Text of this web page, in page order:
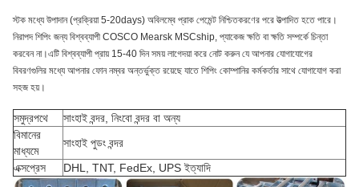
স্টক মধ্যে উপাদান (প্রক্রিয়া 5-20days) অবিলম্বে প্রাক পেমেন্ট নিশ্চিতকরণের পরে উত্পাদিত হতে পারে।
নিরাপদ শিপিং জন্য বিশ্বব্যাপী COSCO Mearsk MSCship, প্যাকেজ ক্ষতি বা ক্ষতি সম্পর্কে চিন্তা
করবেন না।এটি বিশ্বব্যাপী প্রায় 15-40 দিন সময় লাগেদয়া করে নোট করুন যে আপনার যোগাযোগের
বিবরণগুলির মধ্যে আপনার ফোন নম্বর অন্তর্ভুক্ত রয়েছে যাতে শিপিং কোম্পানির কর্মকর্তার সাথে যোগাযোগ করা
সহজ হয়।
সমুদ্রপথে
সাংহাই বন্দর, নিংবো বন্দর বা অন্য
বিমানের
মাধ্যমে
সাংহাই পুডং বন্দর
এক্সপ্রেস
DHL, TNT, FedEx, UPS ইত্যাদি